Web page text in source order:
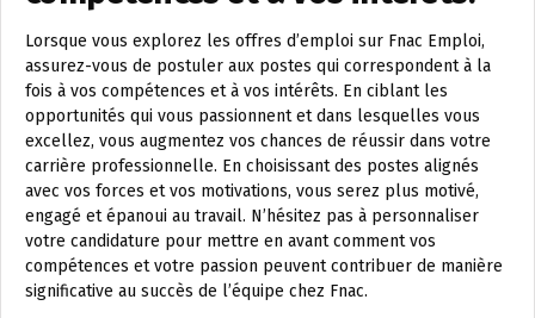
Lorsque vous explorez les offres d’emploi sur Fnac Emploi,
assurez-vous de postuler aux postes qui correspondent à la
fois à vos compétences et à vos intérêts. En ciblant les
opportunités qui vous passionnent et dans lesquelles vous
excellez, vous augmentez vos chances de réussir dans votre
carrière professionnelle. En choisissant des postes alignés
avec vos forces et vos motivations, vous serez plus motivé,
engagé et épanoui au travail. N’hésitez pas à personnaliser
votre candidature pour mettre en avant comment vos
compétences et votre passion peuvent contribuer de manière
significative au succès de l’équipe chez Fnac.